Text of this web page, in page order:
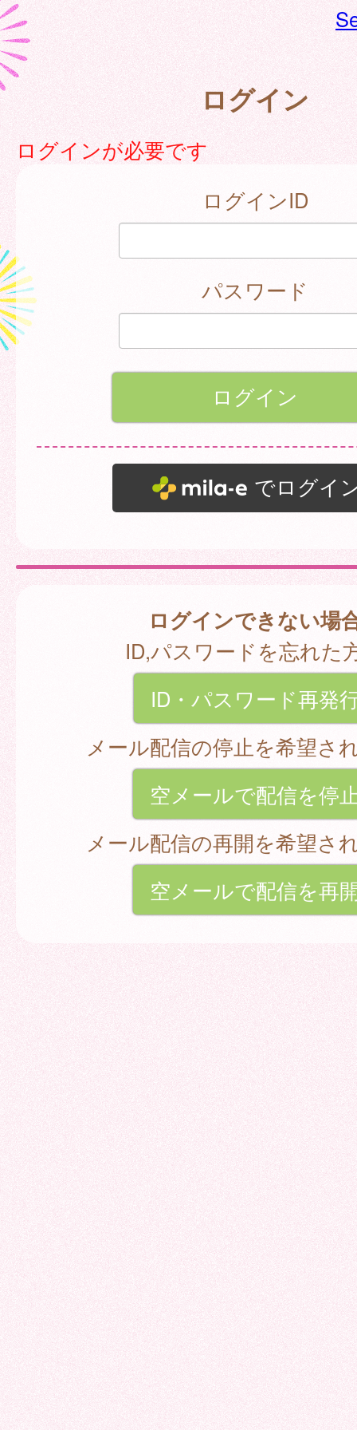
ログイン
ログインが必要です
ログインID
パスワード
でログイ
ログインできない場
ID,パスワードを忘れた
ID・パスワード再発
メール配信の停止を希望さ
空メールで配信を停
メール配信の再開を希望さ
空メールで配信を再